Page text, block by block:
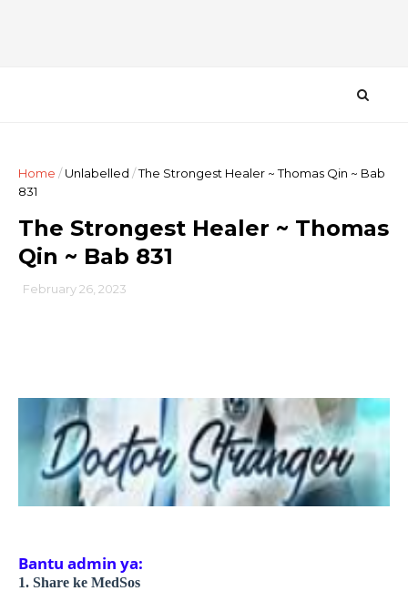
Home /Unlabelled /The Strongest Healer ~ Thomas Qin ~ Bab
831
The Strongest Healer ~ Thomas
Qin ~ Bab 831
February 26, 2023
Bantu admin ya:
1. Share ke MedSos